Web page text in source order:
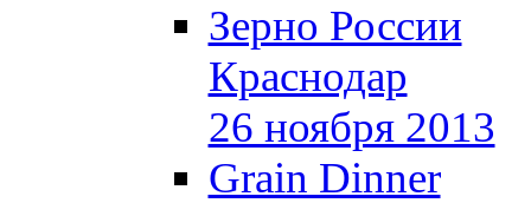
Зерно России
Краснодар
26 ноября 2013
Grain Dinner